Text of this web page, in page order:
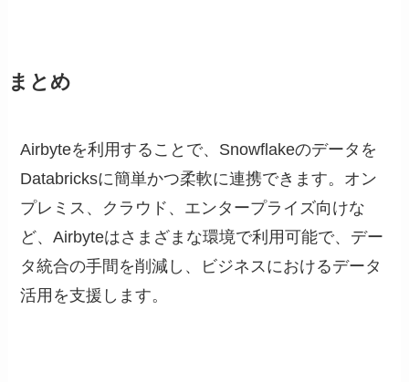
まとめ
Airbyteを利用することで、Snowflakeのデータを
Databricksに簡単かつ柔軟に連携できます。オン
プレミス、クラウド、エンタープライズ向けな
ど、Airbyteはさまざまな環境で利用可能で、デー
タ統合の手間を削減し、ビジネスにおけるデータ
活用を支援します。